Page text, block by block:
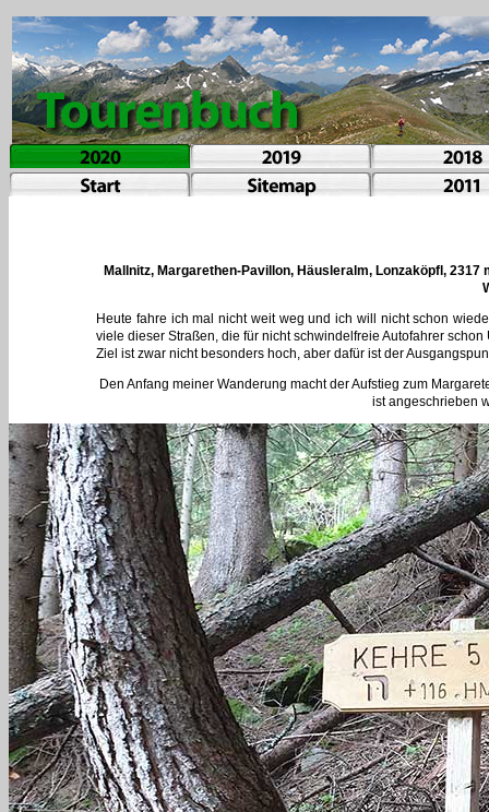
Mallnitz, Margarethen-Pavillon, Häusleralm, Lonzaköpfl,
Heute fahre ich mal nicht weit weg und ich will nicht schon
viele dieser Straßen, die für nicht schwindelfreie Autofahrer
Ziel ist zwar nicht besonders hoch, aber dafür ist der
Den Anfang meiner Wanderung macht der Aufstieg zum
ist angeschrieben